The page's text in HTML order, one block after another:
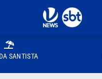
SANTISTA